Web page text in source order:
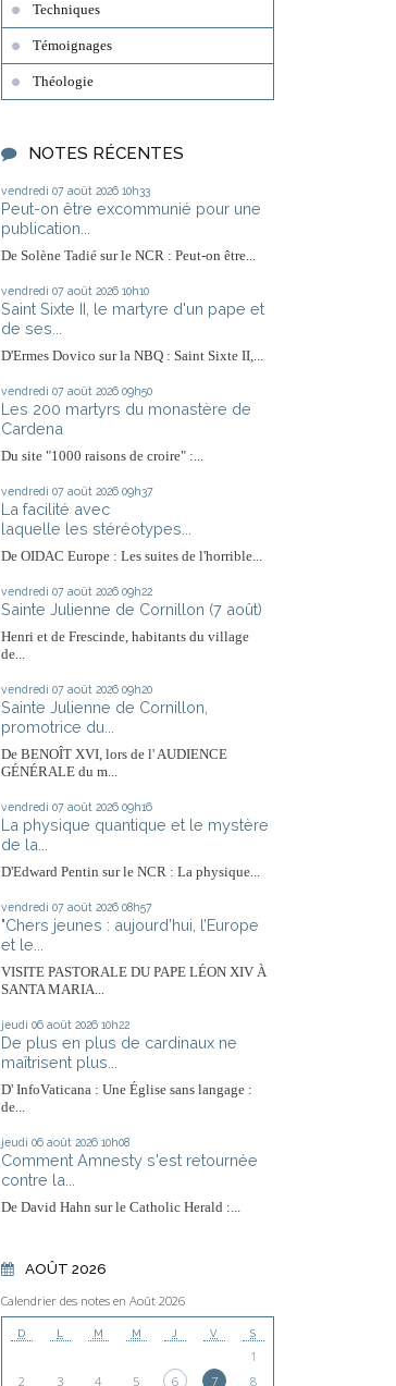
Techniques
Témoignages
Théologie
NOTES RÉCENTES
vendredi 07 août 2026 10h33
Peut-on être excommunié pour une
publication...
De Solène Tadié sur le NCR : Peut-on être...
vendredi 07 août 2026 10h10
Saint Sixte II, le martyre d'un pape et
de ses...
D'Ermes Dovico sur la NBQ : Saint Sixte II,...
vendredi 07 août 2026 09h50
Les 200 martyrs du monastère de
Cardena
Du site "1000 raisons de croire" :...
vendredi 07 août 2026 09h37
La facilité avec
laquelle les stéréotypes...
De OIDAC Europe : Les suites de l'horrible...
vendredi 07 août 2026 09h22
Sainte Julienne de Cornillon (7 août)
Henri et de Frescinde, habitants du village
de...
vendredi 07 août 2026 09h20
Sainte Julienne de Cornillon,
promotrice du...
De BENOÎT XVI, lors de l' AUDIENCE
GÉNÉRALE du m...
vendredi 07 août 2026 09h16
La physique quantique et le mystère
de la...
D'Edward Pentin sur le NCR : La physique...
vendredi 07 août 2026 08h57
"Chers jeunes : aujourd’hui, l’Europe
et le...
VISITE PASTORALE DU PAPE LÉON XIV À
SANTA MARIA...
jeudi 06 août 2026 10h22
De plus en plus de cardinaux ne
maîtrisent plus...
D' InfoVaticana : Une Église sans langage :
de...
jeudi 06 août 2026 10h08
Comment Amnesty s'est retournée
contre la...
De David Hahn sur le Catholic Herald :...
AOÛT 2026
Calendrier des notes en Août 2026
D L M M J V S
1
2
3 4 5 6 7 8